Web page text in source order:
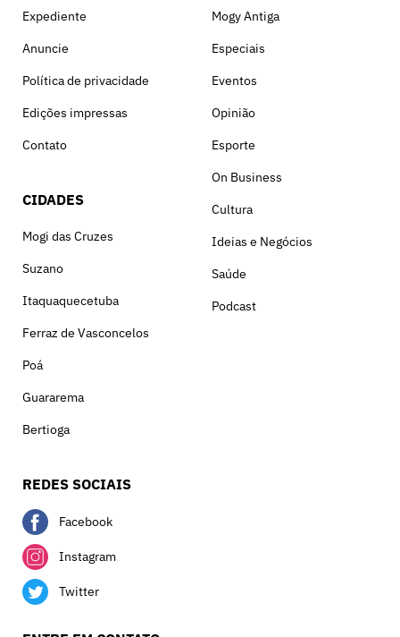
Expediente
Anuncie
Política de privacidade
Edições impressas
Contato
CIDADES
Mogi das Cruzes
Suzano
Itaquaquecetuba
Ferraz de Vasconcelos
Poá
Guararema
Bertioga
Mogy Antiga
Especiais
Eventos
Opinião
Esporte
On Business
Cultura
Ideias e Negócios
Saúde
Podcast
REDES SOCIAIS
Facebook
Instagram
Twitter